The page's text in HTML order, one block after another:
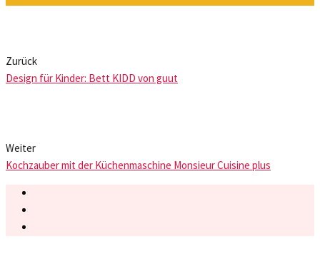
Zurück
Design für Kinder: Bett KIDD von guut
Weiter
Kochzauber mit der Küchenmaschine Monsieur Cuisine plus